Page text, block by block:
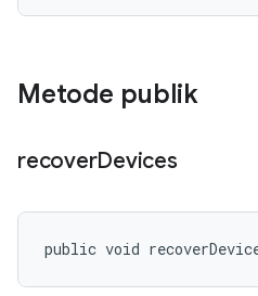
Metode publik
recoverDevices
public void